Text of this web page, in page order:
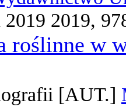
2019,
roślinne w
[AUT.]